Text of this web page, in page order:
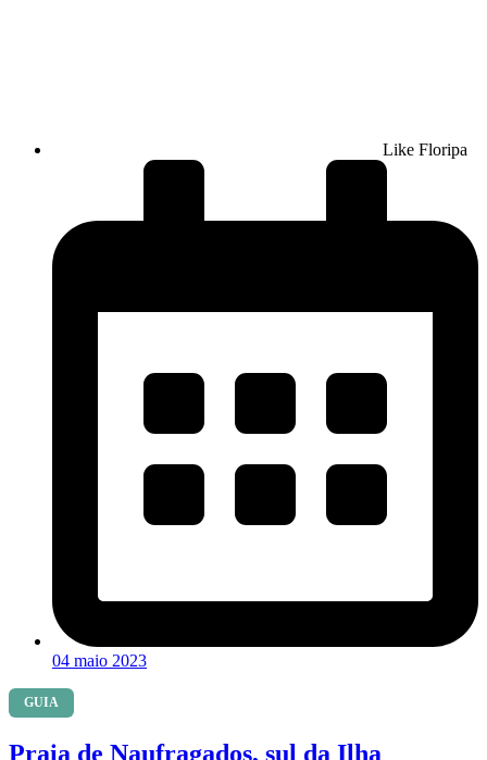
Like Floripa
04 maio 2023
GUIA
Praia de Naufragados, sul da Ilha